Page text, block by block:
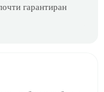
гарантиран